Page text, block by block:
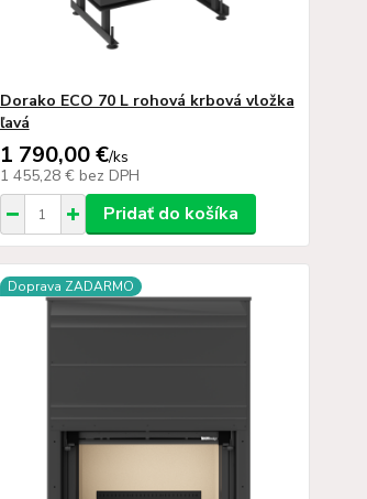
Dorako ECO 70 L rohová krbová vložka
ľavá
1 790,00 €/ks
1 455,28 € bez DPH
Pridať do košíka
Doprava ZADARMO